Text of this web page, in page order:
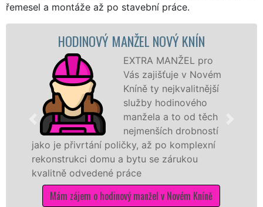
řemesel a montáže až po stavební práce.
HODINOVÝ MANŽEL NOVÝ KNÍN
EXTRA MANŽEL pro
Vás zajišťuje v Novém
Kníně ty nejkvalitnější
služby hodinového
manžela a to od těch
nejmenších drobností
jako je přivrtání poličky, až po komplexní
rekonstrukci domu a bytu se zárukou
kvalitně odvedené práce
Mám zájem o hodinový manžel v Novém Kníně